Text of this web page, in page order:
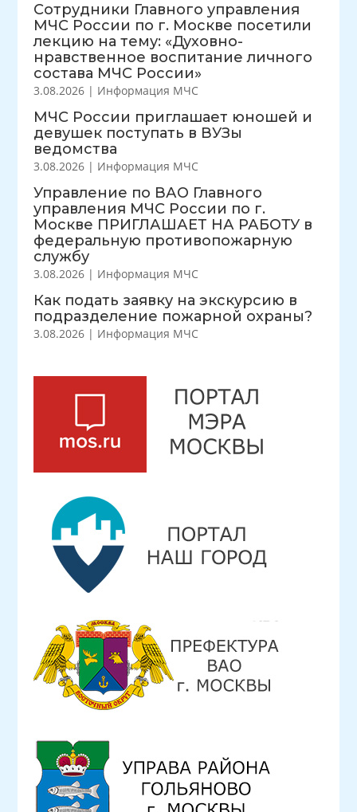
Сотрудники Главного управления
МЧС России по г. Москве посетили
лекцию на тему: «Духовно-
нравственное воспитание личного
состава МЧС России»
3.08.2026 | Информация МЧС
МЧС России приглашает юношей и
девушек поступать в ВУЗы
ведомства
3.08.2026 | Информация МЧС
Управление по ВАО Главного
управления МЧС России по г.
Москве ПРИГЛАШАЕТ НА РАБОТУ в
федеральную противопожарную
службу
3.08.2026 | Информация МЧС
Как подать заявку на экскурсию в
подразделение пожарной охраны?
3.08.2026 | Информация МЧС